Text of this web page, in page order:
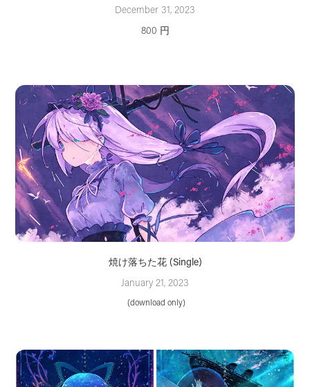
December 31, 2023
800 円
焼け落ちた花 (Single)
January 21, 2023
(download only)